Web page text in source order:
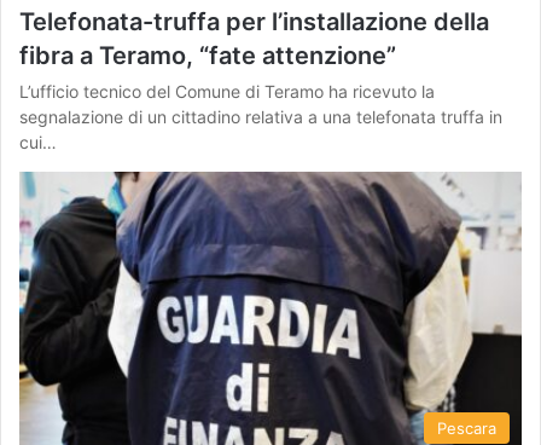
Telefonata-truffa per l’installazione della
fibra a Teramo, “fate attenzione”
L’ufficio tecnico del Comune di Teramo ha ricevuto la
segnalazione di un cittadino relativa a una telefonata truffa in
cui…
Pescara